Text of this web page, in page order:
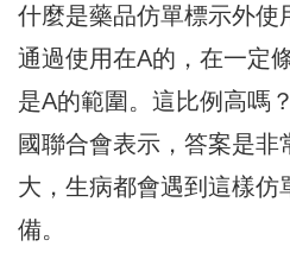
什麼是藥品仿單標示外使
通過使用在A的，在一定
是A的範圍。這比例高嗎
國聯合會表示，答案是非
大，生病都會遇到這樣仿
備。